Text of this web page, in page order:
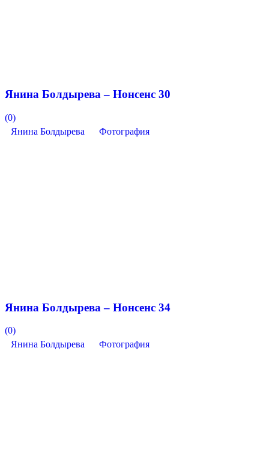
Янина Болдырева – Нонсенс 30
(0)
Янина Болдырева
Фотография
Янина Болдырева – Нонсенс 34
(0)
Янина Болдырева
Фотография